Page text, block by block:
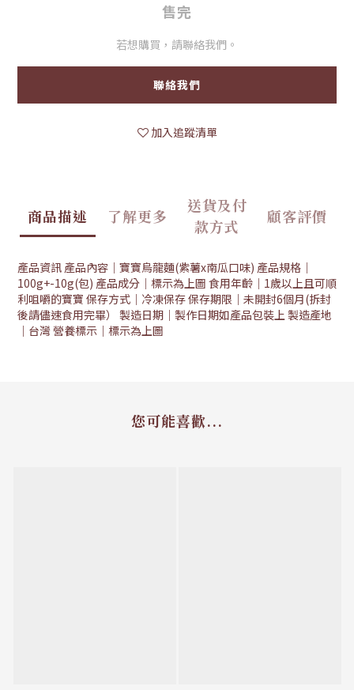
售完
若想購買，請聯絡我們。
聯絡我們
加入追蹤清單
商品描述 了解更多
送貨及付
款方式
顧客評價
產品資訊 產品內容｜寶寶烏龍麵(紫薯x南瓜口味) 產品規格｜
100g+-10g(包) 產品成分｜標示為上圖 食用年齡｜1歲以上且可順
利咀嚼的寶寶 保存方式｜冷凍保存 保存期限｜未開封6個月(拆封
後請儘速食用完畢） 製造日期｜製作日期如產品包裝上 製造產地
｜台灣 營養標示｜標示為上圖
您可能喜歡...